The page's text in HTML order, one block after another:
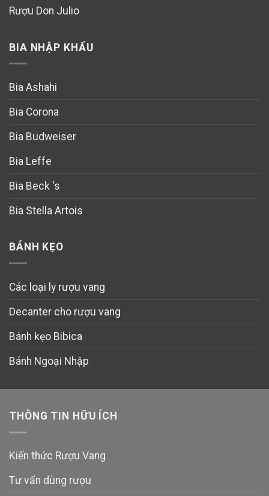
Rượu Don Julio
BIA NHẬP KHẨU
Bia Ashahi
Bia Corona
Bia Budweiser
Bia Leffe
Bia Beck ‘s
Bia Stella Artois
BÁNH KẸO
Các loại ly rượu vang
Decanter cho rượu vang
Bánh kẹo Bibica
Bánh Ngoại Nhập
THÔNG TIN HỮU ÍCH
Kiến thức Rượu Vang
Tư vấn dùng rượu